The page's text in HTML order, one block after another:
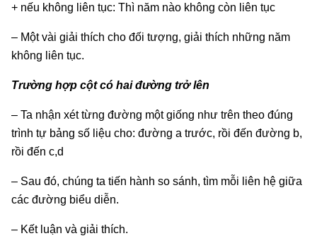
+ nếu không liên tục: Thì năm nào không còn liên tục
– Một vài giải thích cho đối tượng, giải thích những năm
không liên tục.
Trường hợp cột có hai đường trở lên
– Ta nhận xét từng đường một giống như trên theo đúng
trình tự bảng số liệu cho: đường a trước, rồi đến đường b,
rồi đến c,d
– Sau đó, chúng ta tiến hành so sánh, tìm mỗi liên hệ giữa
các đường biểu diễn.
– Kết luận và giải thích.